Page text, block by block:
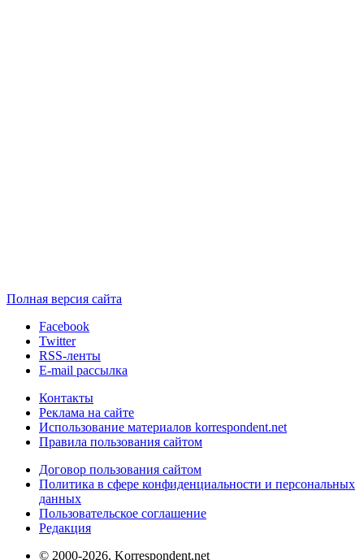
Полная версия сайта
Facebook
Twitter
RSS-ленты
E-mail рассылка
Контакты
Реклама на сайте
Использование материалов korrespondent.net
Правила пользования сайтом
Договор пользования сайтом
Политика в сфере конфиденциальности и персональных
данных
Пользовательское соглашение
Редакция
© 2000-2026, Korrespondent.net